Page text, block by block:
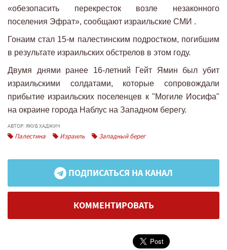
«обезопасить перекресток возле незаконного
поселения Эфрат», сообщают израильские СМИ .
Гонаим стал 15-м палестинским подростком, погибшим
в результате израильских обстрелов в этом году.
Двумя днями ранее 16-летний Гейт Ямин был убит
израильскими солдатами, которые сопровождали
прибытие израильских поселенцев к "Могиле Иосифа"
на окраине города Наблус на Западном берегу.
АВТОР: ЯКУБ ХАДЖИЧ
Палестина Израиль Западный берег
ПОДПИСАТЬСЯ НА КАНАЛ
КОММЕНТИРОВАТЬ